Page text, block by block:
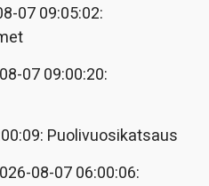
07 09:05:02:
07 09:00:20:
Puolivuosikatsaus
08-07 06:00:06: